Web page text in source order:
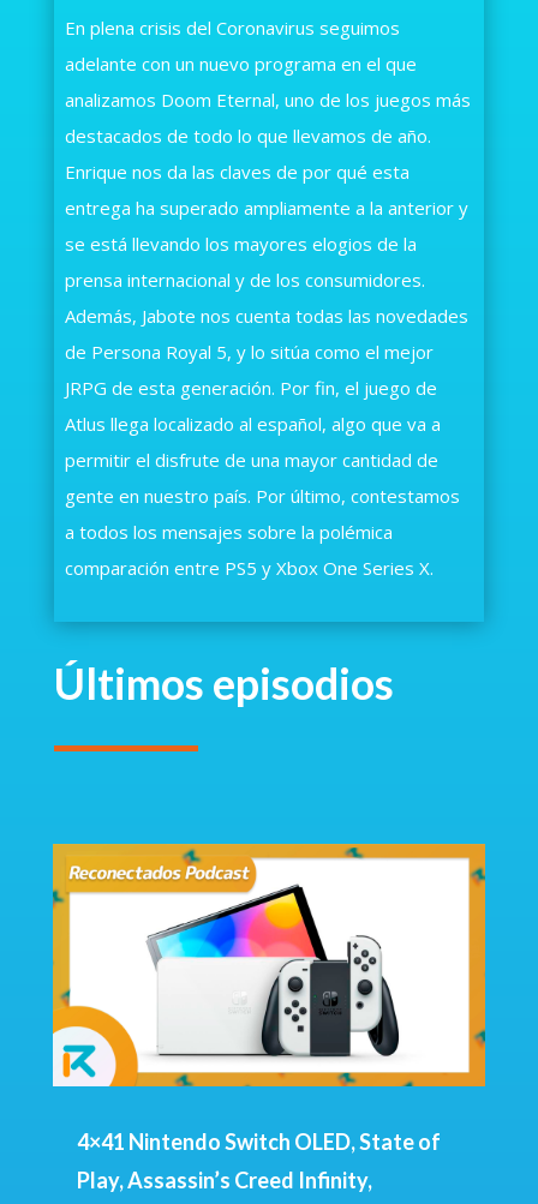
En plena crisis del Coronavirus seguimos
adelante con un nuevo programa en el que
analizamos Doom Eternal, uno de los juegos más
destacados de todo lo que llevamos de año.
Enrique nos da las claves de por qué esta
entrega ha superado ampliamente a la anterior y
se está llevando los mayores elogios de la
prensa internacional y de los consumidores.
Además, Jabote nos cuenta todas las novedades
de Persona Royal 5, y lo sitúa como el mejor
JRPG de esta generación. Por fin, el juego de
Atlus llega localizado al español, algo que va a
permitir el disfrute de una mayor cantidad de
gente en nuestro país. Por último, contestamos
a todos los mensajes sobre la polémica
comparación entre PS5 y Xbox One Series X.
Últimos episodios
4×41 Nintendo Switch OLED, State of
Play, Assassin’s Creed Infinity,